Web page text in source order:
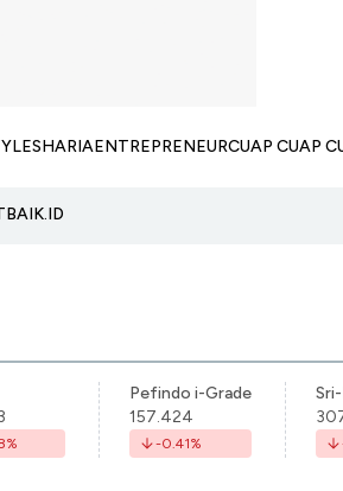
SHARIAENTREPRENEURCUAP CUAP
%
Pefindo i-Grade
157.424
-0.41%